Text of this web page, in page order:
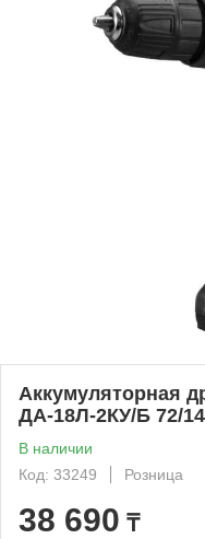
Аккумуляторная
ДА-18Л-2КУ/Б 72/
В наличии
Код: 33249
Розница
38 690 ₸